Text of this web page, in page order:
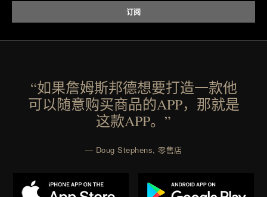
“如果詹姆斯邦德想要打造一款他
可以随意购买商品的APP，那就是
这款APP。”
— Doug Stephens, 零售店